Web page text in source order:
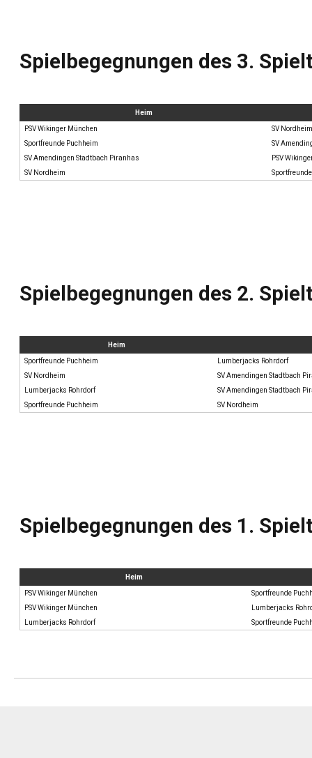
Spielbegegnungen des 3.
Heim
PSV Wikinger München
SV Nordheim
Sportfreunde Puchheim
SV
SV Amendingen Stadtbach Piranhas
PSV
SV Nordheim
Spielbegegnungen des 2.
Heim
Sportfreunde Puchheim
Lumberjacks Rohrdorf
SV Nordheim
SV Amendingen Stadtbach
Lumberjacks Rohrdorf
SV Amendingen Stadtbach
Sportfreunde Puchheim
SV Nordheim
Spielbegegnungen des 1.
Heim
PSV Wikinger München
Sportfreunde
PSV Wikinger München
Lumberjacks
Lumberjacks Rohrdorf
Sportfreunde